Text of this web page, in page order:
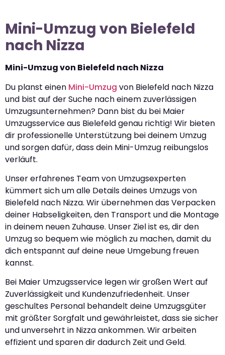
Mini-Umzug von Bielefeld
nach Nizza
Mini-Umzug von Bielefeld nach Nizza
Du planst einen Mini-Umzug von Bielefeld nach Nizza
und bist auf der Suche nach einem zuverlässigen
Umzugsunternehmen? Dann bist du bei Maier
Umzugsservice aus Bielefeld genau richtig! Wir bieten
dir professionelle Unterstützung bei deinem Umzug
und sorgen dafür, dass dein Mini-Umzug reibungslos
verläuft.
Unser erfahrenes Team von Umzugsexperten
kümmert sich um alle Details deines Umzugs von
Bielefeld nach Nizza. Wir übernehmen das Verpacken
deiner Habseligkeiten, den Transport und die Montage
in deinem neuen Zuhause. Unser Ziel ist es, dir den
Umzug so bequem wie möglich zu machen, damit du
dich entspannt auf deine neue Umgebung freuen
kannst.
Bei Maier Umzugsservice legen wir großen Wert auf
Zuverlässigkeit und Kundenzufriedenheit. Unser
geschultes Personal behandelt deine Umzugsgüter
mit größter Sorgfalt und gewährleistet, dass sie sicher
und unversehrt in Nizza ankommen. Wir arbeiten
effizient und sparen dir dadurch Zeit und Geld.